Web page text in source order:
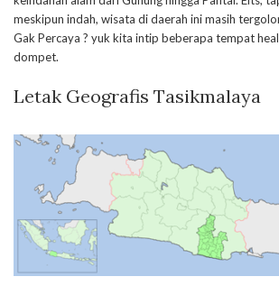
meskipun indah, wisata di daerah ini masih
Gak Percaya ? yuk kita intip beberapa tempat
dompet.
Letak Geografis Tasikmalaya